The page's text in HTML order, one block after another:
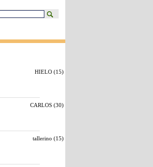
HIELO (15)
CARLOS (30)
tallerino (15)